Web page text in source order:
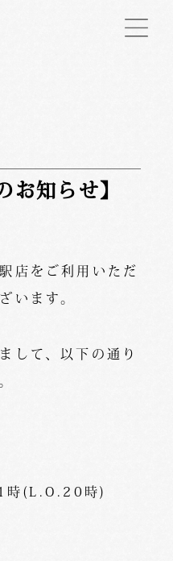
お知らせ】
店をご利用いただ
います。
して、以下の通り
(L.O.20時)